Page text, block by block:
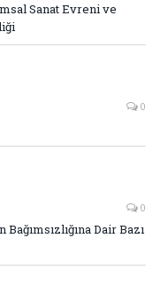
Sanat Evreni ve
0
0
Dair Bazı